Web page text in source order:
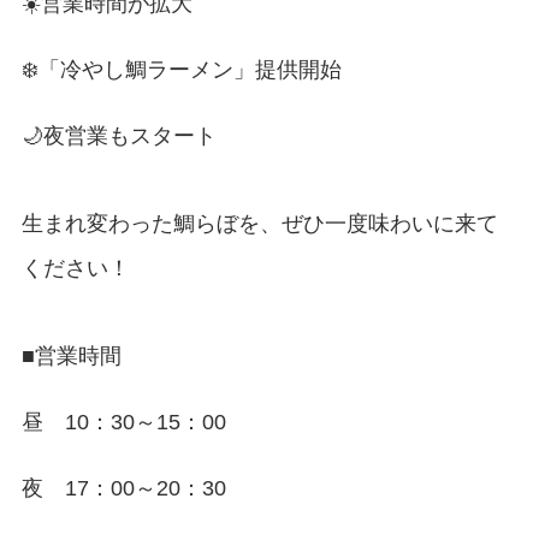
❄️「冷やし鯛ラーメン」提供開始
🌙夜営業もスタート
生まれ変わった鯛らぼを、ぜひ一度味わいに来て
ください！
■営業時間
昼 10：30～15：00
夜 17：00～20：30